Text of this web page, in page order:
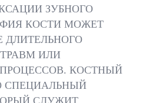
ЗУБНОГО
КОСТИ МОЖЕТ
ДЛИТЕЛЬНОГО
ИЛИ
КОСТНЫЙ
СПЕЦИАЛЬНЫЙ
СЛУЖИТ